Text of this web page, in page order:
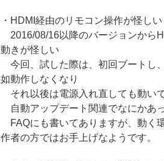
・HDMI経由のリモコン操作が怪しい
2016/08/16以降のバージョンから
動きが怪しい
今回、試した際は、初回ブートし
如動作しなくなり
それ以後は電源入れ直しても動い
自動アップデート関連でなにかあ
FAQにも書いてありますが、動く
作者の方ではお手上げなようです。